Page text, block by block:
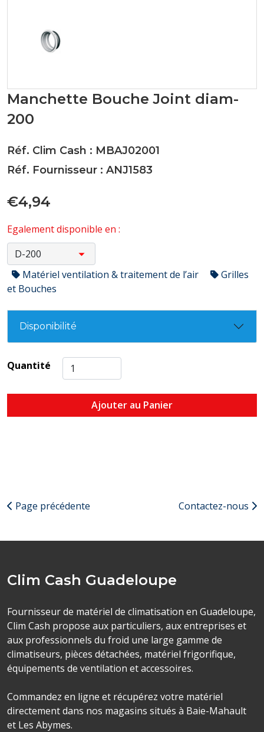
Manchette Bouche Joint diam-
200
Réf. Clim Cash : MBAJ02001
Réf. Fournisseur : ANJ1583
€4,94
Egalement disponible en :
Matériel ventilation & traitement de l’air
Grilles
et Bouches
Disponibilité
Quantité
Ajouter au Panier
Page précédente Contactez-nous
Clim Cash Guadeloupe
Fournisseur de matériel de climatisation en Guadeloupe,
Clim Cash propose aux particuliers, aux entreprises et
aux professionnels du froid une large gamme de
climatiseurs, pièces détachées, matériel frigorifique,
équipements de ventilation et accessoires.
Commandez en ligne et récupérez votre matériel
directement dans nos magasins situés à Baie-Mahault
et Les Abymes.